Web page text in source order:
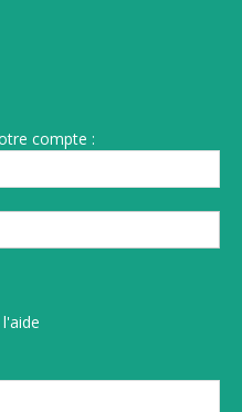
compte :